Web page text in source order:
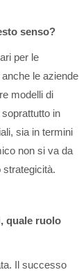
senso?
per le
le aziende
modelli di
in
sia in termini
non si va da
strategicità.
quale ruolo
Il successo